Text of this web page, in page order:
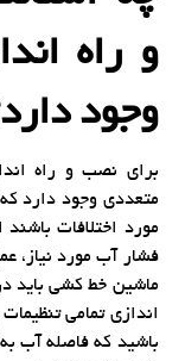
و راه
وجود
برای نصب و راه
متعددی وجود دارد که
مورد اختلافات
فشار آب مورد نیاز،
ماشین خط کشی باید
اندازی تمامی
باشید که فاصله آب